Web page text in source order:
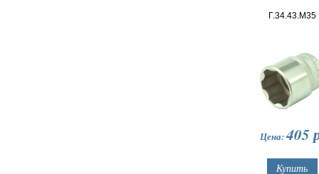
Г.34.43.М35
Цена:405